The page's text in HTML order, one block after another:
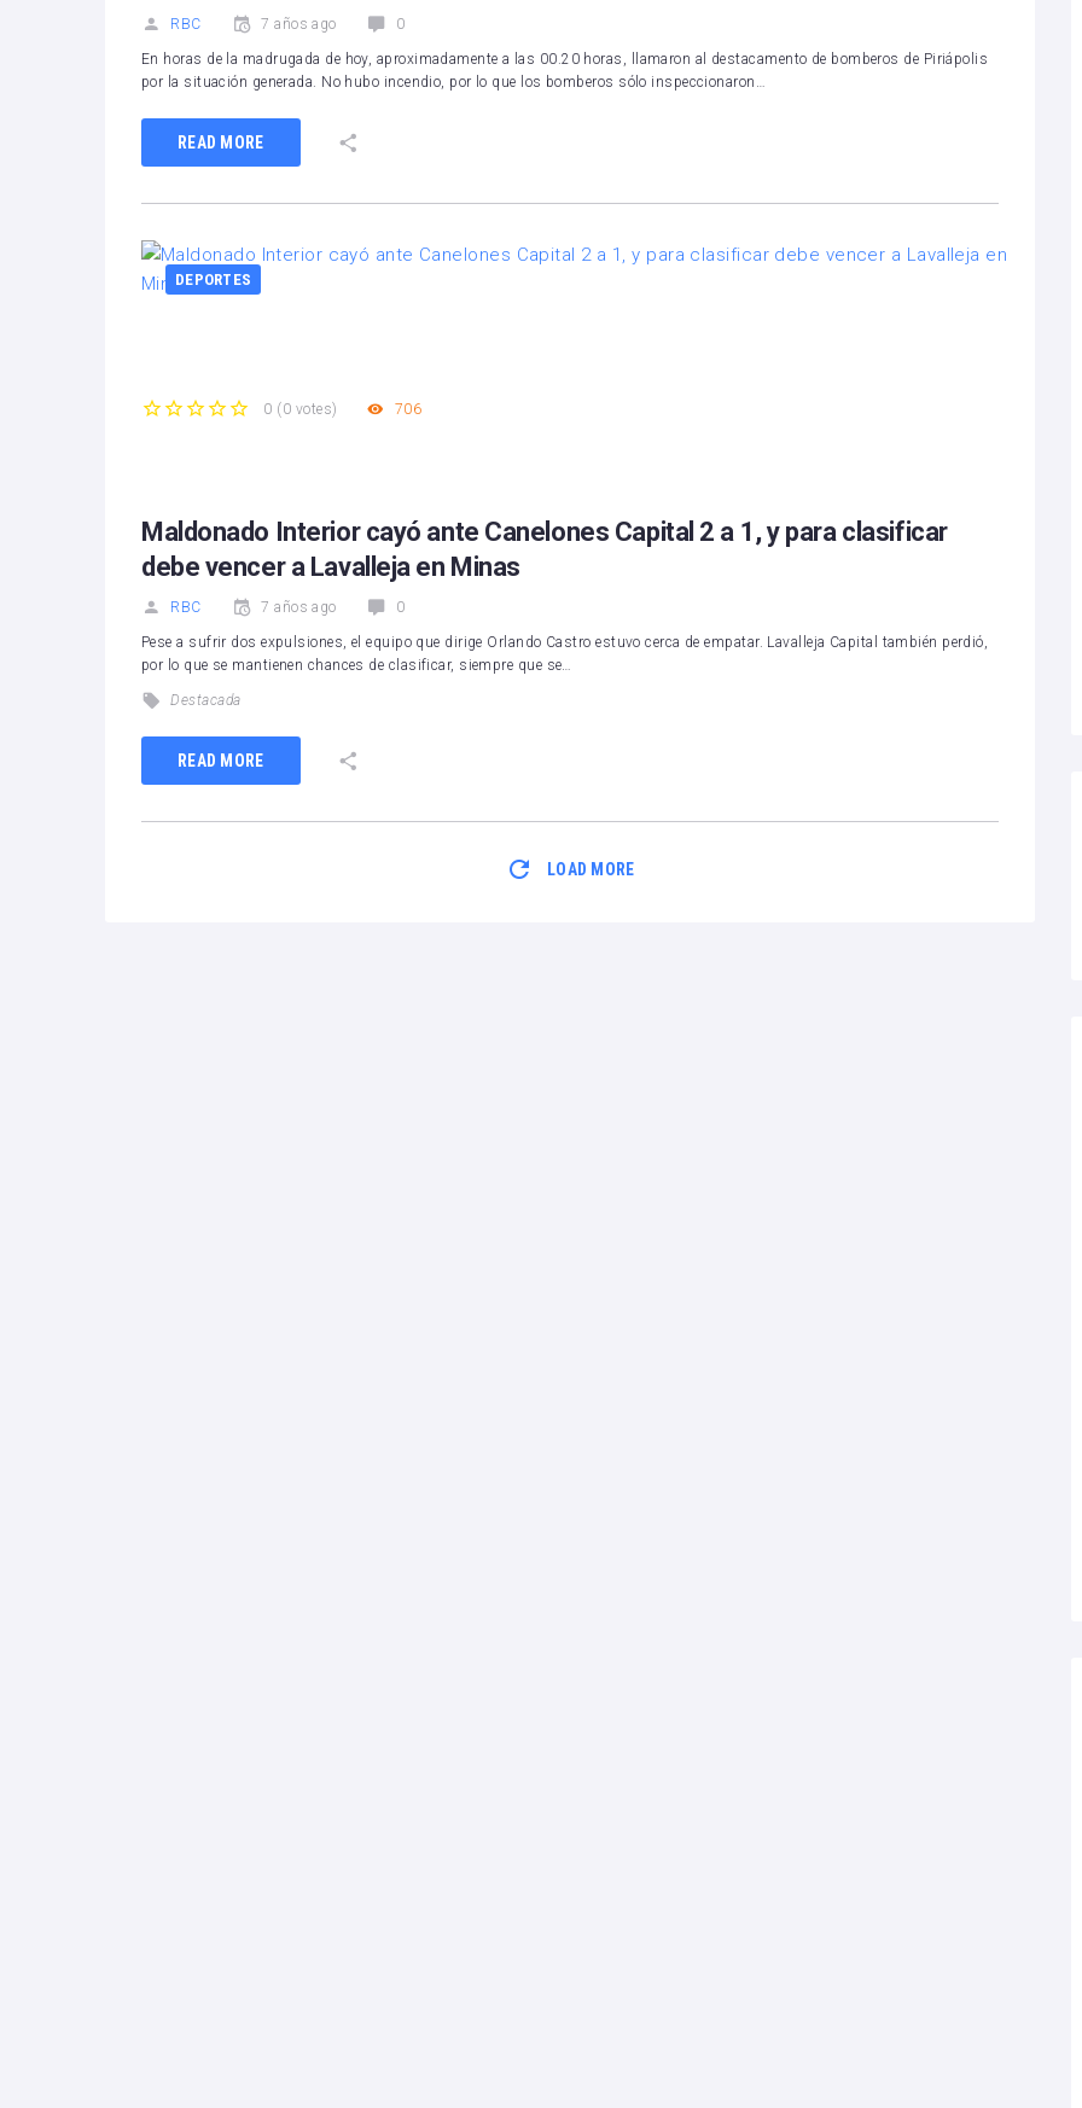
RBC 7 años ago 0
En horas de la madrugada de hoy, aproximadamente a las 00.20 horas, llamaron al destacamento de bomberos de Piriápolis
por la situación generada. No hubo incendio, por lo que los bomberos sólo inspeccionaron…
READ MORE
DEPORTES
0 ( 0 votes) 706
Maldonado Interior cayó ante Canelones Capital 2 a 1, y para clasificar
debe vencer a Lavalleja en Minas
RBC 7 años ago 0
Pese a sufrir dos expulsiones, el equipo que dirige Orlando Castro estuvo cerca de empatar. Lavalleja Capital también perdió,
por lo que se mantienen chances de clasificar, siempre que se…
Destacada
READ MORE
LOAD MORE